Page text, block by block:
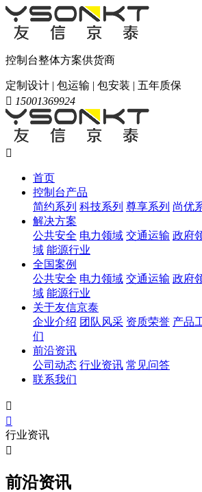
控制台整体方案供货商
定制设计 | 包运输 | 包安装 | 五年质保
 15001369924

首页
控制台产品
简约系列 科技系列 尊享系列 尚优
解决方案
公共安全 电力领域 交通运输 政府
域 能源行业
全国案例
公共安全 电力领域 交通运输 政府
域 能源行业
关于友信京泰
企业介绍 团队风采 资质荣誉 产品
们
前沿资讯
公司动态 行业资讯 常见问答
联系我们


行业资讯

前沿资讯